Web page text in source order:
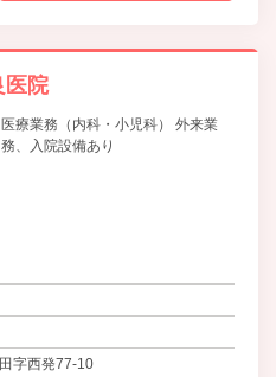
院
医療業務（内科・小児科） 外来業
務、入院設備あり
字西発77-10